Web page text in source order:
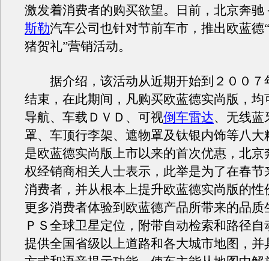
激发着消费者的购买欲望。日前，北京奔驰
斯勒汽车公司也针对节前车市，推出欧蓝德
猪贺礼”营销活动。
据介绍，该活动从近期开始到２００７
结束，在此期间，凡购买欧蓝德实尚版，均
导航、车载ＤＶＤ、可视倒车雷达、无线蓝
罩、车顶行李架、遮物罩及钛银内饰等八大
是欧蓝德实尚版上市以来的首次优惠，北京
权经销商相关人士表示，此举是为了在春节
消费者，并从根本上提升欧蓝德实尚版的性
更多消费者体验到欧蓝德产品所带来的品质
ＰＳ全球卫星定位，附带自动检索和路径
提供全国省级以上道路和各大城市地图，并